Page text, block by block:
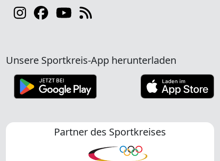
Unsere Sportkreis-App herunterladen
Partner des Sportkreises